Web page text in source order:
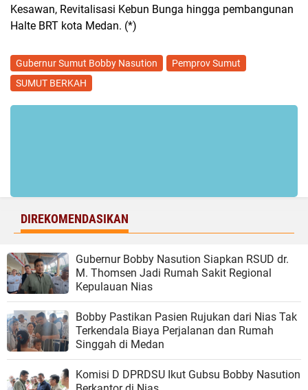
Kesawan, Revitalisasi Kebun Bunga hingga pembangunan
Halte BRT kota Medan. (*)
Gubernur Sumut Bobby Nasution
Pemprov Sumut
SUMUT BERKAH
DIREKOMENDASIKAN
Gubernur Bobby Nasution Siapkan RSUD dr.
M. Thomsen Jadi Rumah Sakit Regional
Kepulauan Nias
Bobby Pastikan Pasien Rujukan dari Nias Tak
Terkendala Biaya Perjalanan dan Rumah
Singgah di Medan
Komisi D DPRDSU Ikut Gubsu Bobby Nasution